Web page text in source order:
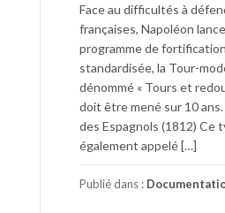
Face au difficultés à
françaises, Napoléon
programme de
standardisée, la Tour-
dénommé « Tours et
doit être mené sur 10
des Espagnols (1812)
également appelé […]
Publié dans :